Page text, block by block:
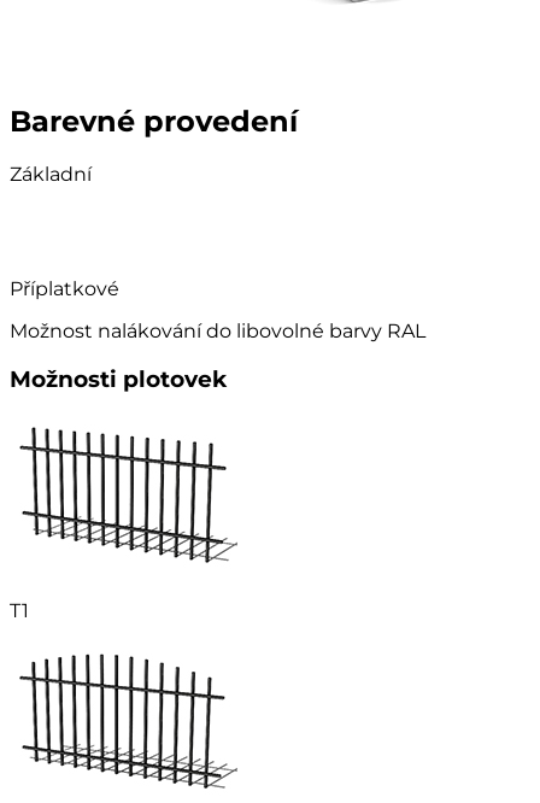
Barevné provedení
Základní
Příplatkové
Možnost nalákování do libovolné barvy RAL
Možnosti plotovek
T1